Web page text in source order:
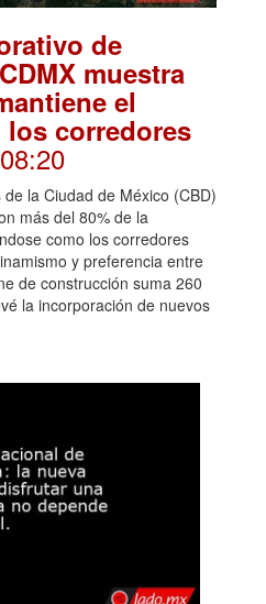
de
muestra
el
corredores
la Ciudad de México (CBD)
más del 80% de la
como los corredores
y preferencia entre
de construcción suma 260
la incorporación de nuevos